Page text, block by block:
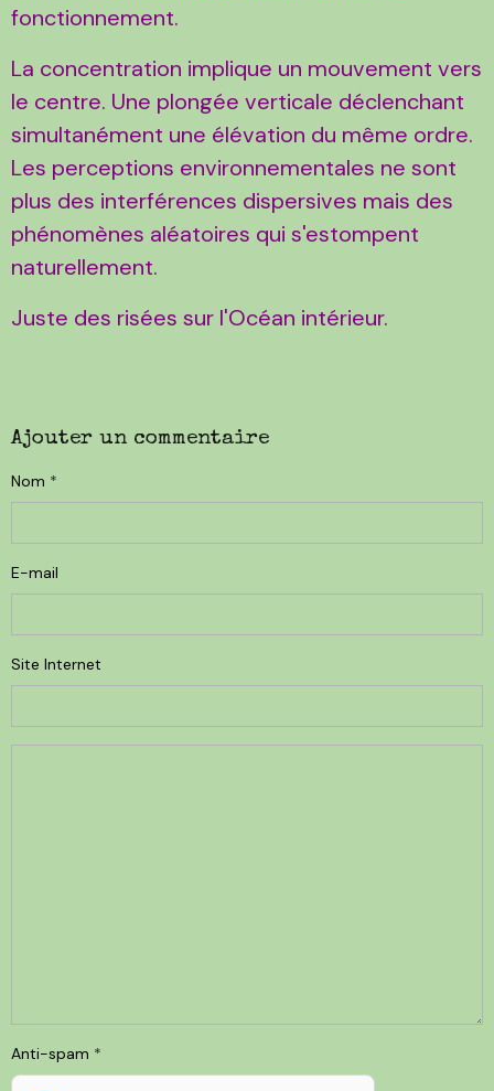
fonctionnement.
La concentration implique un mouvement vers
le centre. Une plongée verticale déclenchant
simultanément une élévation du même ordre.
Les perceptions environnementales ne sont
plus des interférences dispersives mais des
phénomènes aléatoires qui s'estompent
naturellement.
Juste des risées sur l'Océan intérieur.
Ajouter un commentaire
Nom
E-mail
Site Internet
Anti-spam